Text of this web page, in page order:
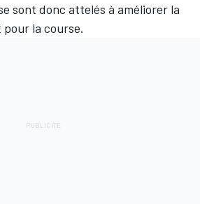
sont donc attelés à améliorer la
la course.